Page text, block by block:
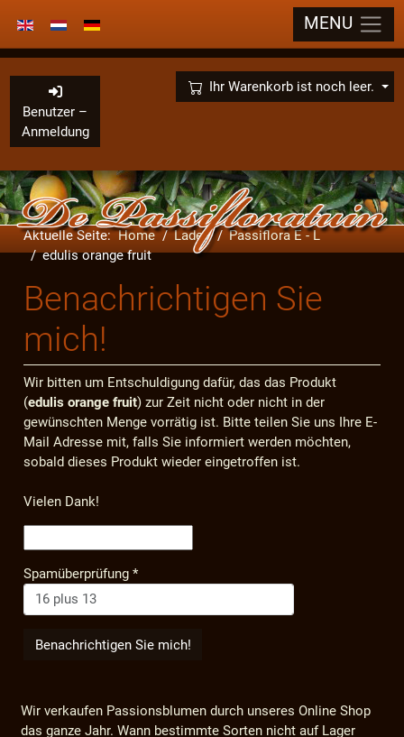
Benutzer –
Anmeldung
Ihr Warenkorb ist noch leer.
×
Sprache auswählen MENU
Aktuelle Seite:Home Laden
Passiflora E - L
edulis orange fruit
Benachrichtigen Sie
mich!
Wir bitten um Entschuldigung dafür, das das Produkt
(edulis orange fruit) zur Zeit nicht oder nicht in der
gewünschten Menge vorrätig ist. Bitte teilen Sie uns Ihre E-
Mail Adresse mit, falls Sie informiert werden möchten,
sobald dieses Produkt wieder eingetroffen ist.
Vielen Dank!
Spamüberprüfung*
Wir verkaufen Passionsblumen durch unseres Online Shop
das ganze Jahr. Wann bestimmte Sorten nicht auf Lager